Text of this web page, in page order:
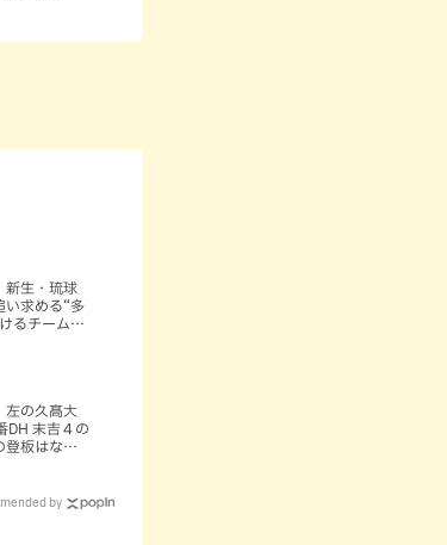
新生・琉球
い求める“多
るチームと
左の久髙大
DH 末吉４の
登板はなし
by